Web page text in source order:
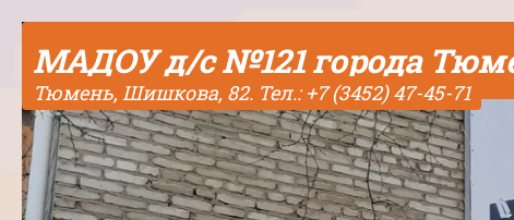
МАДОУ д/с №121 города
Тюмень, Шишкова, 82. Тел.: +7 (3452) 47-45-71